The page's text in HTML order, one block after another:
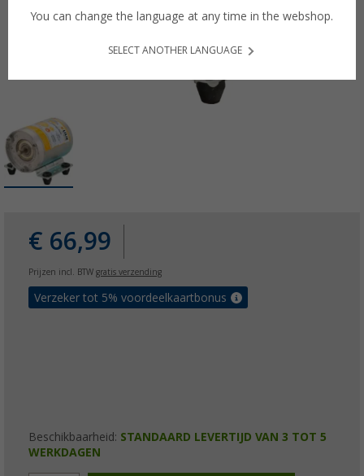
€ 66,99
Prijzen incl. BTW gratis verzending
Verzeker tot 5% voordeelkaartbonus
Beschikbaarheid: STANDAARD LEVERTIJD VAN 3 TOT 5
WERKDAGEN
You can change the language at any time in the webshop.
SELECT ANOTHER LANGUAGE